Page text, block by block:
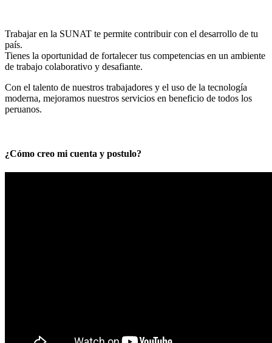
Trabajar en la SUNAT te permite contribuir con el desarrollo de tu
país.
Tienes la oportunidad de fortalecer tus competencias en un ambiente
de trabajo colaborativo y desafiante.
Con el talento de nuestros trabajadores y el uso de la tecnología
moderna, mejoramos nuestros servicios en beneficio de todos los
peruanos.
¿Cómo creo mi cuenta y postulo?